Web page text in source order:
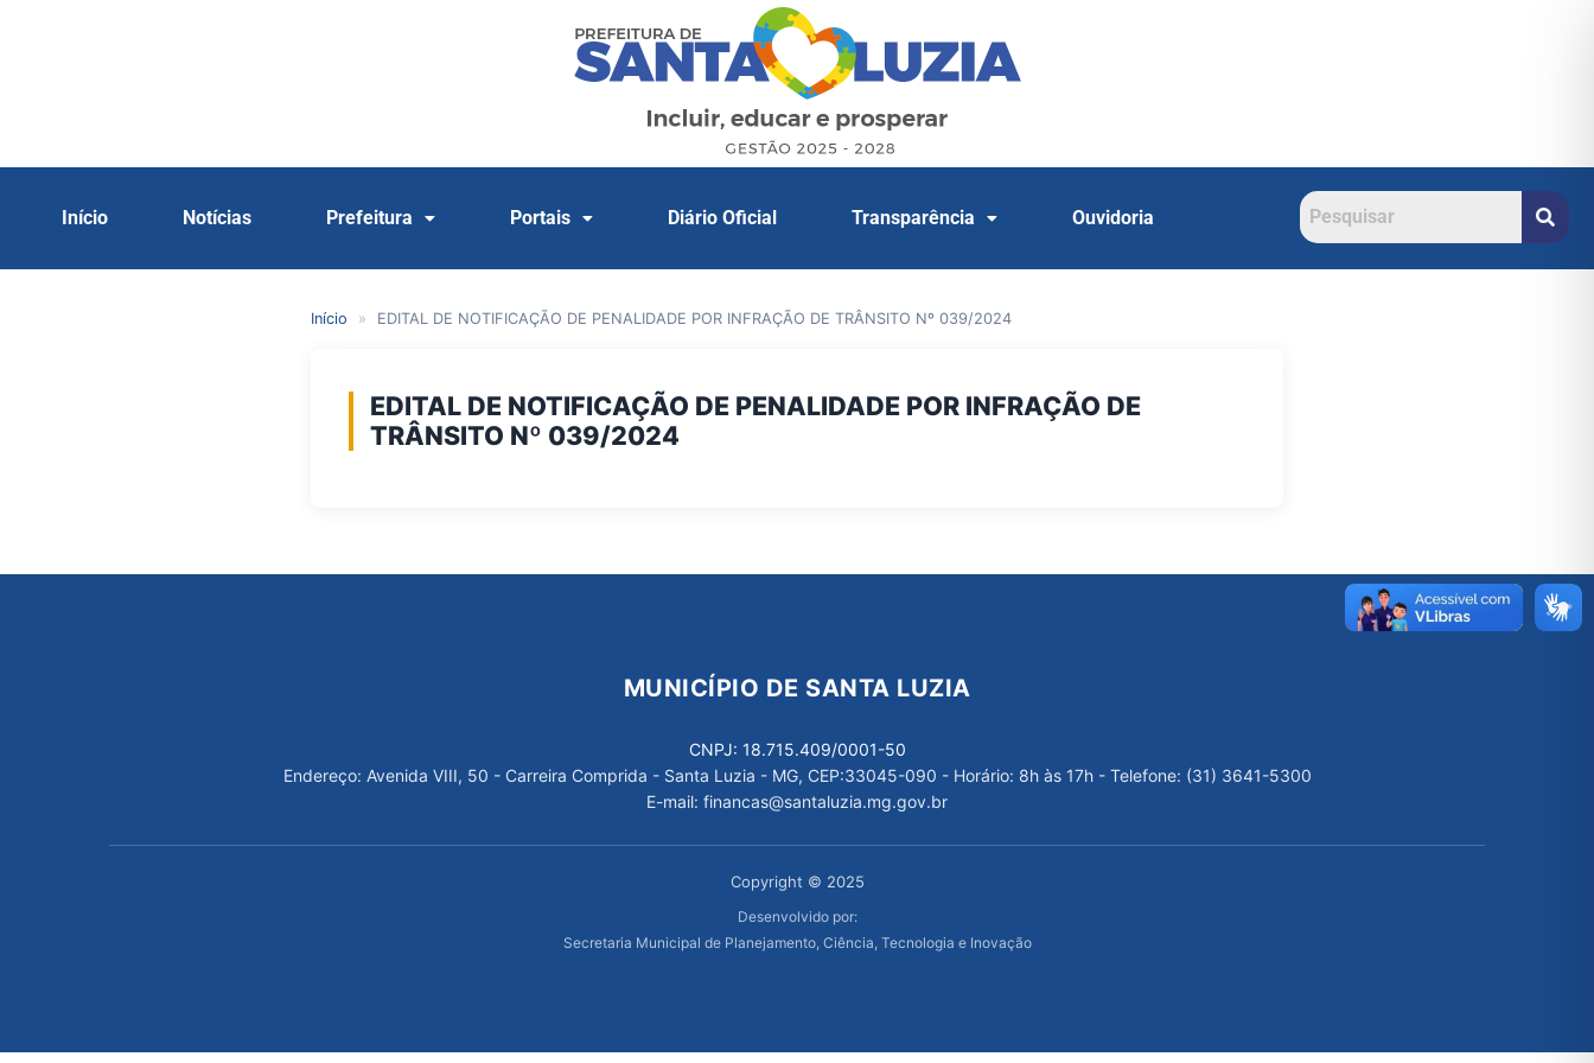
Início Notícias Prefeitura Portais Diário Oficial Transparência Ouvidoria
Início » EDITAL DE NOTIFICAÇÃO DE PENALIDADE POR INFRAÇÃO DE TRÂNSITO Nº 039/2024
EDITAL DE NOTIFICAÇÃO DE PENALIDADE POR INFRAÇÃO DE
TRÂNSITO Nº 039/2024
MUNICÍPIO DE SANTA LUZIA
CNPJ: 18.715.409/0001-50
Endereço: Avenida VIII, 50 - Carreira Comprida - Santa Luzia - MG, CEP:33045-090 - Horário: 8h às 17h - Telefone: (31) 3641-5300
E-mail: financas@santaluzia.mg.gov.br
Copyright © 2025
Desenvolvido por:
Secretaria Municipal de Planejamento, Ciência, Tecnologia e Inovação